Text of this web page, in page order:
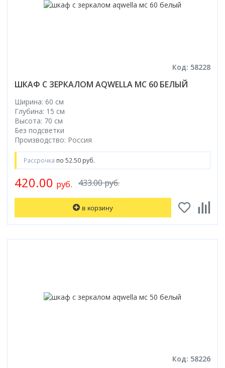
Код: 58228
ШКАФ С ЗЕРКАЛОМ AQWELLA МС 60 БЕЛЫЙ
Ширина: 60 см
Глубина: 15 см
Высота: 70 см
Без подсветки
Производство: Россия
Рассрочка по 52.50 руб.
433.00 руб.
420.00 руб.
в корзину
Код: 58226